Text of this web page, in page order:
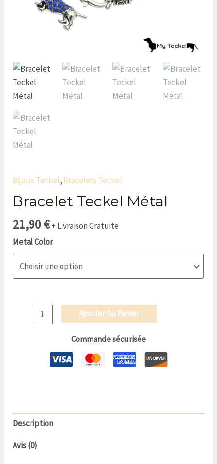
Bijoux Teckel, Bracelets Teckel
Bracelet Teckel Métal
21,90€+ Livraison Gratuite
Metal Color
Ajouter Au Panier
Commande sécurisée
Description
Avis (0)